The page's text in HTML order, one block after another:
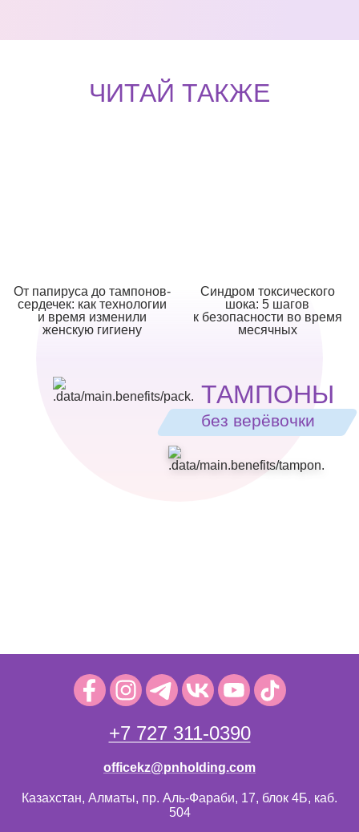
ЧИТАЙ ТАКЖЕ
От папируса до тампонов-
сердечек: как технологии
и время изменили
женскую гигиену
Синдром токсического
шока: 5 шагов
к безопасности во время
месячных
ТАМПОНЫ
без верёвочки
+7 727 311-0390
officekz@pnholding.com
Казахстан, Алматы, пр. Аль-Фараби, 17, блок 4Б, каб.
504